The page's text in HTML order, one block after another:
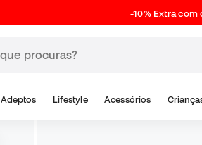
-10% Extra com
Adeptos Lifestyle Acessórios